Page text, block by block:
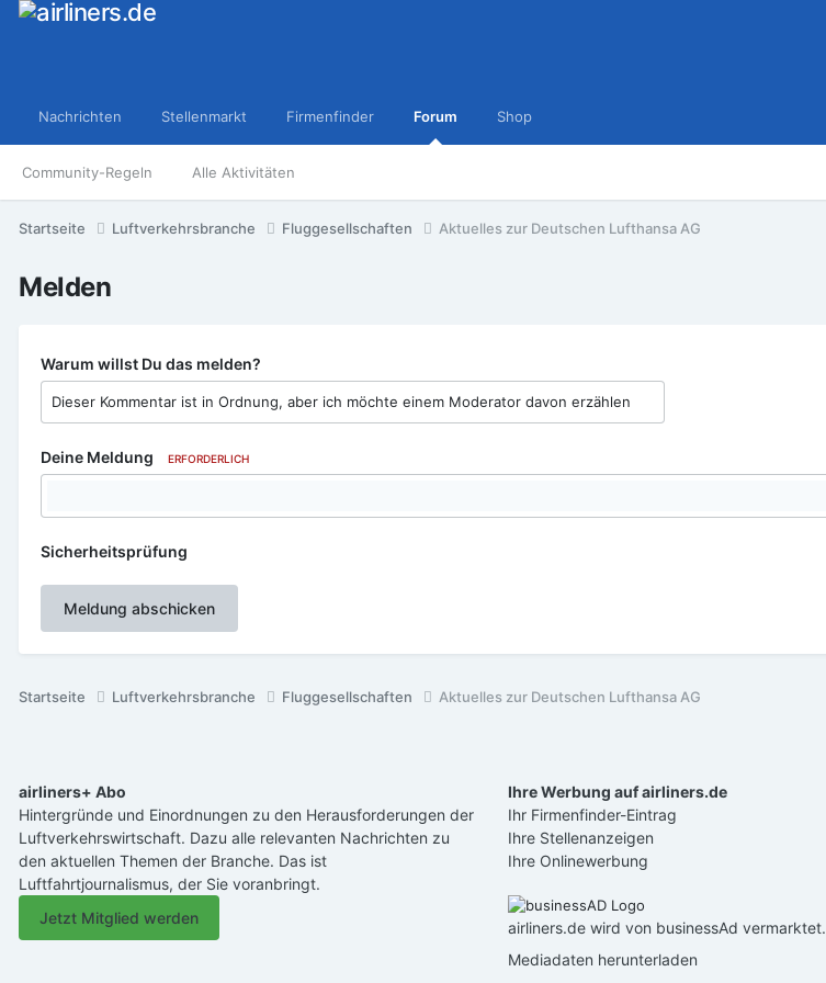
Nachrichten Stellenmarkt Firmenfinder Forum
Community-Regeln Alle Aktivitäten
Shop
Startseite Luftverkehrsbranche Fluggesellschaften Aktuelles zur Deutschen Lufthansa AG
Melden
Warum willst Du das melden?
Deine Meldung ERFORDERLICH
Sicherheitsprüfung
Meldung abschicken
Startseite Luftverkehrsbranche Fluggesellschaften Aktuelles zur Deutschen Lufthansa AG
airliners+ Abo
Hintergründe und Einordnungen zu den Herausforderungen der
Luftverkehrswirtschaft. Dazu alle relevanten Nachrichten zu
den aktuellen Themen der Branche. Das ist
Luftfahrtjournalismus, der Sie voranbringt.
Jetzt Mitglied werden
Ihre Werbung auf airliners.de
Ihr Firmenfinder-Eintrag
Ihre Stellenanzeigen
Ihre Onlinewerbung
airliners.de wird von businessAd vermarktet.
Mediadaten herunterladen